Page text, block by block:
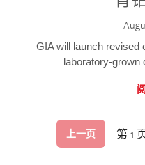
GIA will launch revised
laboratory-grown
上一页 第 1